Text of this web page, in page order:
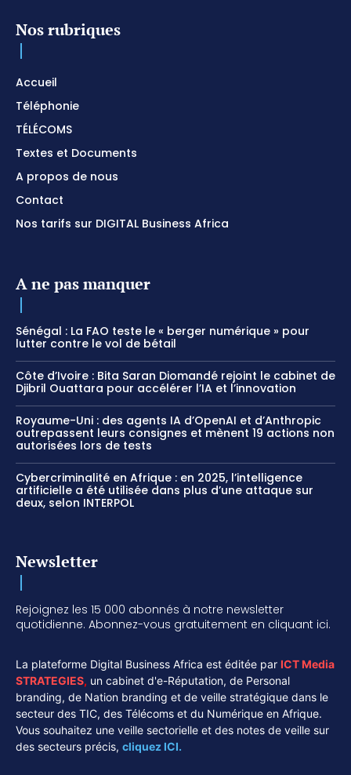
Nos rubriques
Accueil
Téléphonie
TÉLÉCOMS
Textes et Documents
A propos de nous
Contact
Nos tarifs sur DIGITAL Business Africa
A ne pas manquer
Sénégal : La FAO teste le « berger numérique » pour
lutter contre le vol de bétail
Côte d’Ivoire : Bita Saran Diomandé rejoint le cabinet de
Djibril Ouattara pour accélérer l’IA et l’innovation
Royaume-Uni : des agents IA d’OpenAI et d’Anthropic
outrepassent leurs consignes et mènent 19 actions non
autorisées lors de tests
Cybercriminalité en Afrique : en 2025, l’intelligence
artificielle a été utilisée dans plus d’une attaque sur
deux, selon INTERPOL
Newsletter
Rejoignez les 15 000 abonnés à notre newsletter
quotidienne. Abonnez-vous gratuitement en cliquant ici.
La plateforme Digital Business Africa est éditée par ICT Media
STRATEGIES, un cabinet d'e-Réputation, de Personal
branding, de Nation branding et de veille stratégique dans le
secteur des TIC, des Télécoms et du Numérique en Afrique.
Vous souhaitez une veille sectorielle et des notes de veille sur
des secteurs précis, cliquez ICI.